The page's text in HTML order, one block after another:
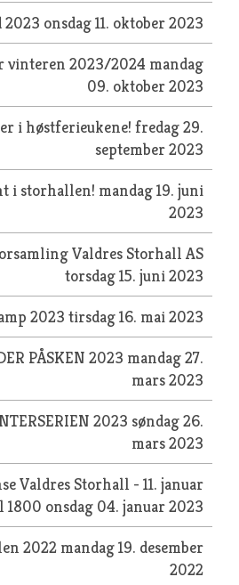
2023 onsdag 11. oktober 2023
vinteren 2023/2024 mandag
09. oktober 2023
i høstferieukene! fredag 29.
september 2023
i storhallen! mandag 19. juni
2023
Valdres Storhall AS
torsdag 15. juni 2023
2023 tirsdag 16. mai 2023
PÅSKEN 2023 mandag 27.
mars 2023
2023 søndag 26.
mars 2023
Valdres Storhall - 11. januar
1800 onsdag 04. januar 2023
2022 mandag 19. desember
2022